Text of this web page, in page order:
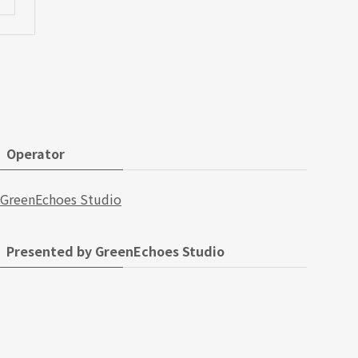
Operator
GreenEchoes Studio
Presented by GreenEchoes Studio